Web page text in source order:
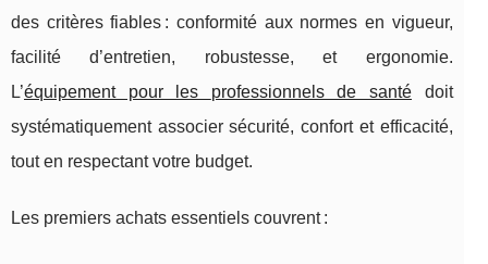
des critères fiables : conformité aux normes en vigueur,
facilité d’entretien, robustesse, et ergonomie.
L’équipement pour les professionnels de santé doit
systématiquement associer sécurité, confort et efficacité,
tout en respectant votre budget.
Les premiers achats essentiels couvrent :